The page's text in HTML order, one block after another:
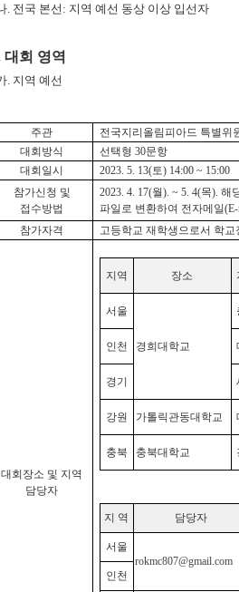
전국 본선 : 지역 예선 동상 이상 입선자
대회 영역
. 지역 예선
주관 전국지리올림피아드 특별위
대회방식
선택형 30문항
대회일시
2023. 5. 13(토) 14:00 ~ 15:00
참가신청 및
접수방법
2023. 4. 17(월). ~ 5. 4(목). 해
파일로 변환하여 전자메일
참가자격
고등학교 재학생으로서 학
대회장소 및 지역
담당자
지역 장소
서울
경희대학교
인천
경기
강원 가톨릭관동대학교
충북 충북대학교
지 역 담당자
서울
rokmc807@gmail.com
인천